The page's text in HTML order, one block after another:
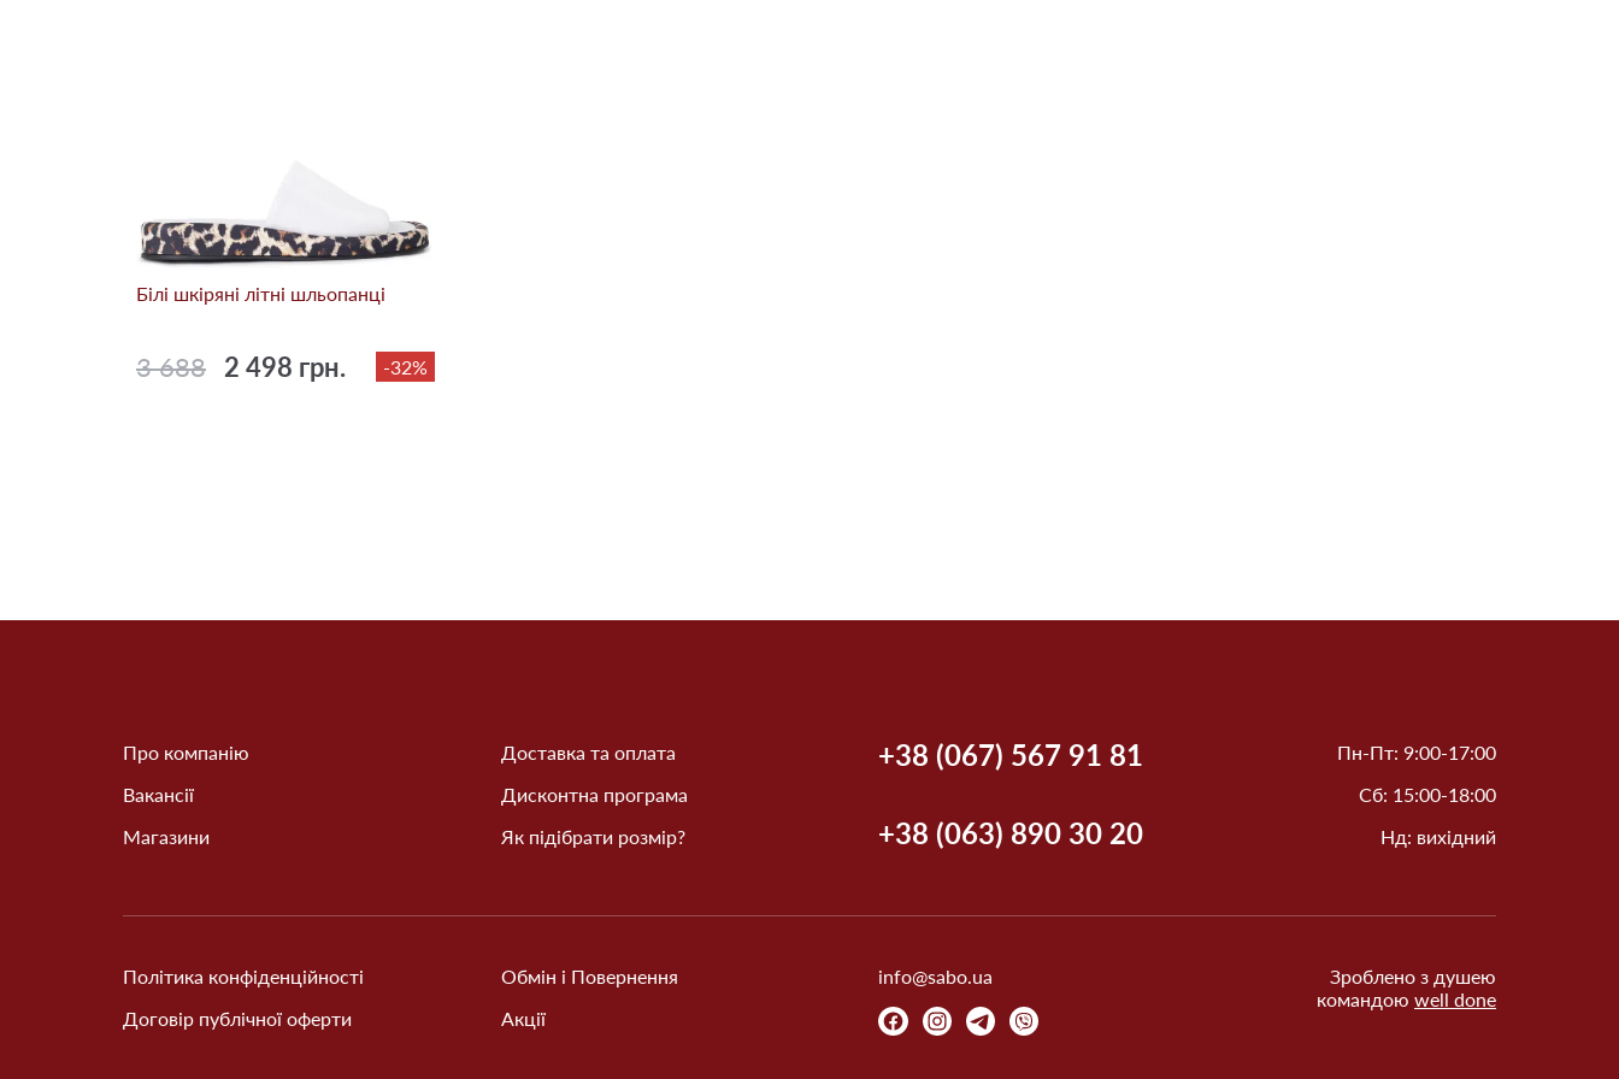
Білі шкіряні літні шльопанці
3 688 2 498 грн. -32%
Про компанію
Вакансії
Магазини
Доставка та оплата
Дисконтна програма
Як підібрати розмір?
Політика конфіденційності
Договір публічної оферти
Обмін і Повернення
Акції
+38 (067) 567 91 81
+38 (063) 890 30 20
Пн-Пт: 9:00-17:00
Сб: 15:00-18:00
Нд: вихідний
info@sabo.ua
Зроблено з душею
командою well done